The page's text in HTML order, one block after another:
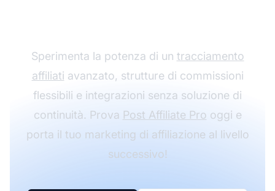
Sperimenta la potenza di un tracciamento
affiliati avanzato, strutture di commissioni
flessibili e integrazioni senza soluzione di
continuità. Prova Post Affiliate Pro oggi e
porta il tuo marketing di affiliazione al livello
successivo!